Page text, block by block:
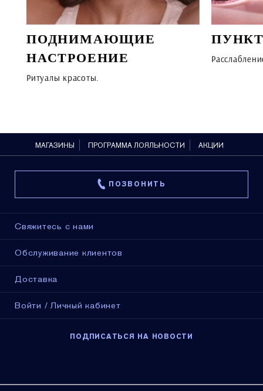
ПОДНИМАЮЩИЕ
НАСТРОЕНИЕ
Ритуалы красоты.
МАГАЗИНЫ ПРОГРАММА ЛОЯЛЬНОСТИ АКЦИИ
ПОЗВОНИТЬ
Свяжитесь с нами
Обслуживание клиентов
Доставка
Войти / Личный кабинет
ПОДПИСАТЬСЯ НА НОВОСТИ